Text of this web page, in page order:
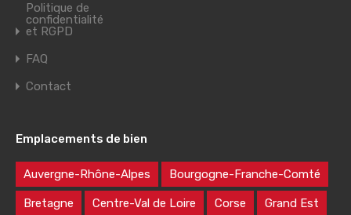
Politique de
confidentialité
et RGPD
FAQ
Contact
Emplacements de bien
Auvergne-Rhône-Alpes Bourgogne-Franche-Comté
Bretagne Centre-Val de Loire Corse Grand Est